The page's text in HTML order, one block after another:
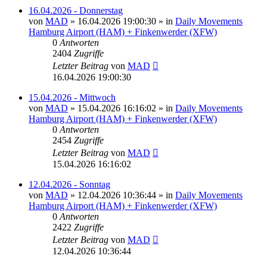
16.04.2026 - Donnerstag
von MAD » 16.04.2026 19:00:30 » in Daily Movements
Hamburg Airport (HAM) + Finkenwerder (XFW)
0 Antworten
2404 Zugriffe
Letzter Beitrag von MAD
16.04.2026 19:00:30
15.04.2026 - Mittwoch
von MAD » 15.04.2026 16:16:02 » in Daily Movements
Hamburg Airport (HAM) + Finkenwerder (XFW)
0 Antworten
2454 Zugriffe
Letzter Beitrag von MAD
15.04.2026 16:16:02
12.04.2026 - Sonntag
von MAD » 12.04.2026 10:36:44 » in Daily Movements
Hamburg Airport (HAM) + Finkenwerder (XFW)
0 Antworten
2422 Zugriffe
Letzter Beitrag von MAD
12.04.2026 10:36:44